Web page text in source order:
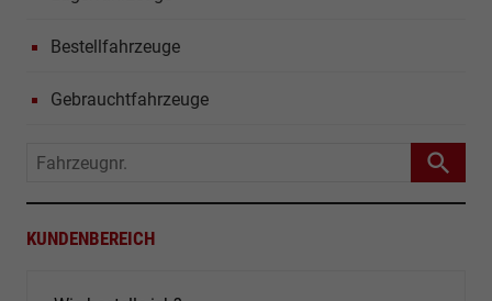
Bestellfahrzeuge
Gebrauchtfahrzeuge
Fahrzeugnr.
KUNDENBEREICH